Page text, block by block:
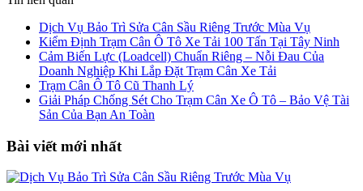
Dịch Vụ Bảo Trì Sửa Cân Sầu Riêng Trước Mùa Vụ
Kiểm Định Trạm Cân Ô Tô Xe Tải 100 Tấn Tại Tây Ninh
Cảm Biến Lực (Loadcell) Chuẩn Riêng – Nỗi Đau Của
Doanh Nghiệp Khi Lắp Đặt Trạm Cân Xe Tải
Trạm Cân Ô Tô Cũ Thanh Lý
Giải Pháp Chống Sét Cho Trạm Cân Xe Ô Tô – Bảo Vệ Tài
Sản Của Bạn An Toàn
Bài viết mới nhất